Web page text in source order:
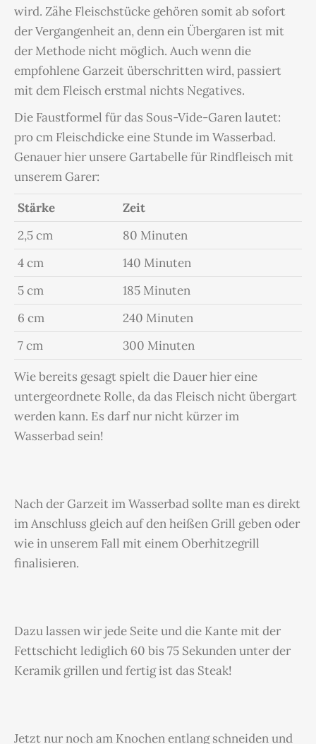
wird. Zähe Fleischstücke gehören somit ab sofort
der Vergangenheit an, denn ein Übergaren ist mit
der Methode nicht möglich. Auch wenn die
empfohlene Garzeit überschritten wird, passiert
mit dem Fleisch erstmal nichts Negatives.
Die Faustformel für das Sous-Vide-Garen lautet:
pro cm Fleischdicke eine Stunde im Wasserbad.
Genauer hier unsere Gartabelle für Rindfleisch mit
unserem Garer:
Stärke
Zeit
2,5 cm
80 Minuten
4 cm
140 Minuten
5 cm
185 Minuten
6 cm
240 Minuten
7 cm
300 Minuten
Wie bereits gesagt spielt die Dauer hier eine
untergeordnete Rolle, da das Fleisch nicht übergart
werden kann. Es darf nur nicht kürzer im
Wasserbad sein!
Nach der Garzeit im Wasserbad sollte man es direkt
im Anschluss gleich auf den heißen Grill geben oder
wie in unserem Fall mit einem Oberhitzegrill
finalisieren.
Dazu lassen wir jede Seite und die Kante mit der
Fettschicht lediglich 60 bis 75 Sekunden unter der
Keramik grillen und fertig ist das Steak!
Jetzt nur noch am Knochen entlang schneiden und